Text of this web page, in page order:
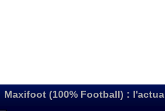
Maxifoot (100% Football) :